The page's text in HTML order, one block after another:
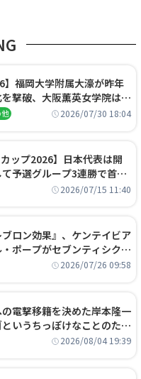
】福岡大学附属大濠が昨年
撃破、大阪薫英女学院は岐
日目試合結果2026/07/30 18:04
ップ2026】日本代表は開
予選グループ3連勝で首位
はエジプトに決定2026/07/15 11:40
ブロン効果』、ケンテイビア
ポープがセブンティシクサ
2026/07/26 09:58
電撃移籍を決めた岸本隆一
いうちっぽけなことのため
はない」
2026/08/04 19:39